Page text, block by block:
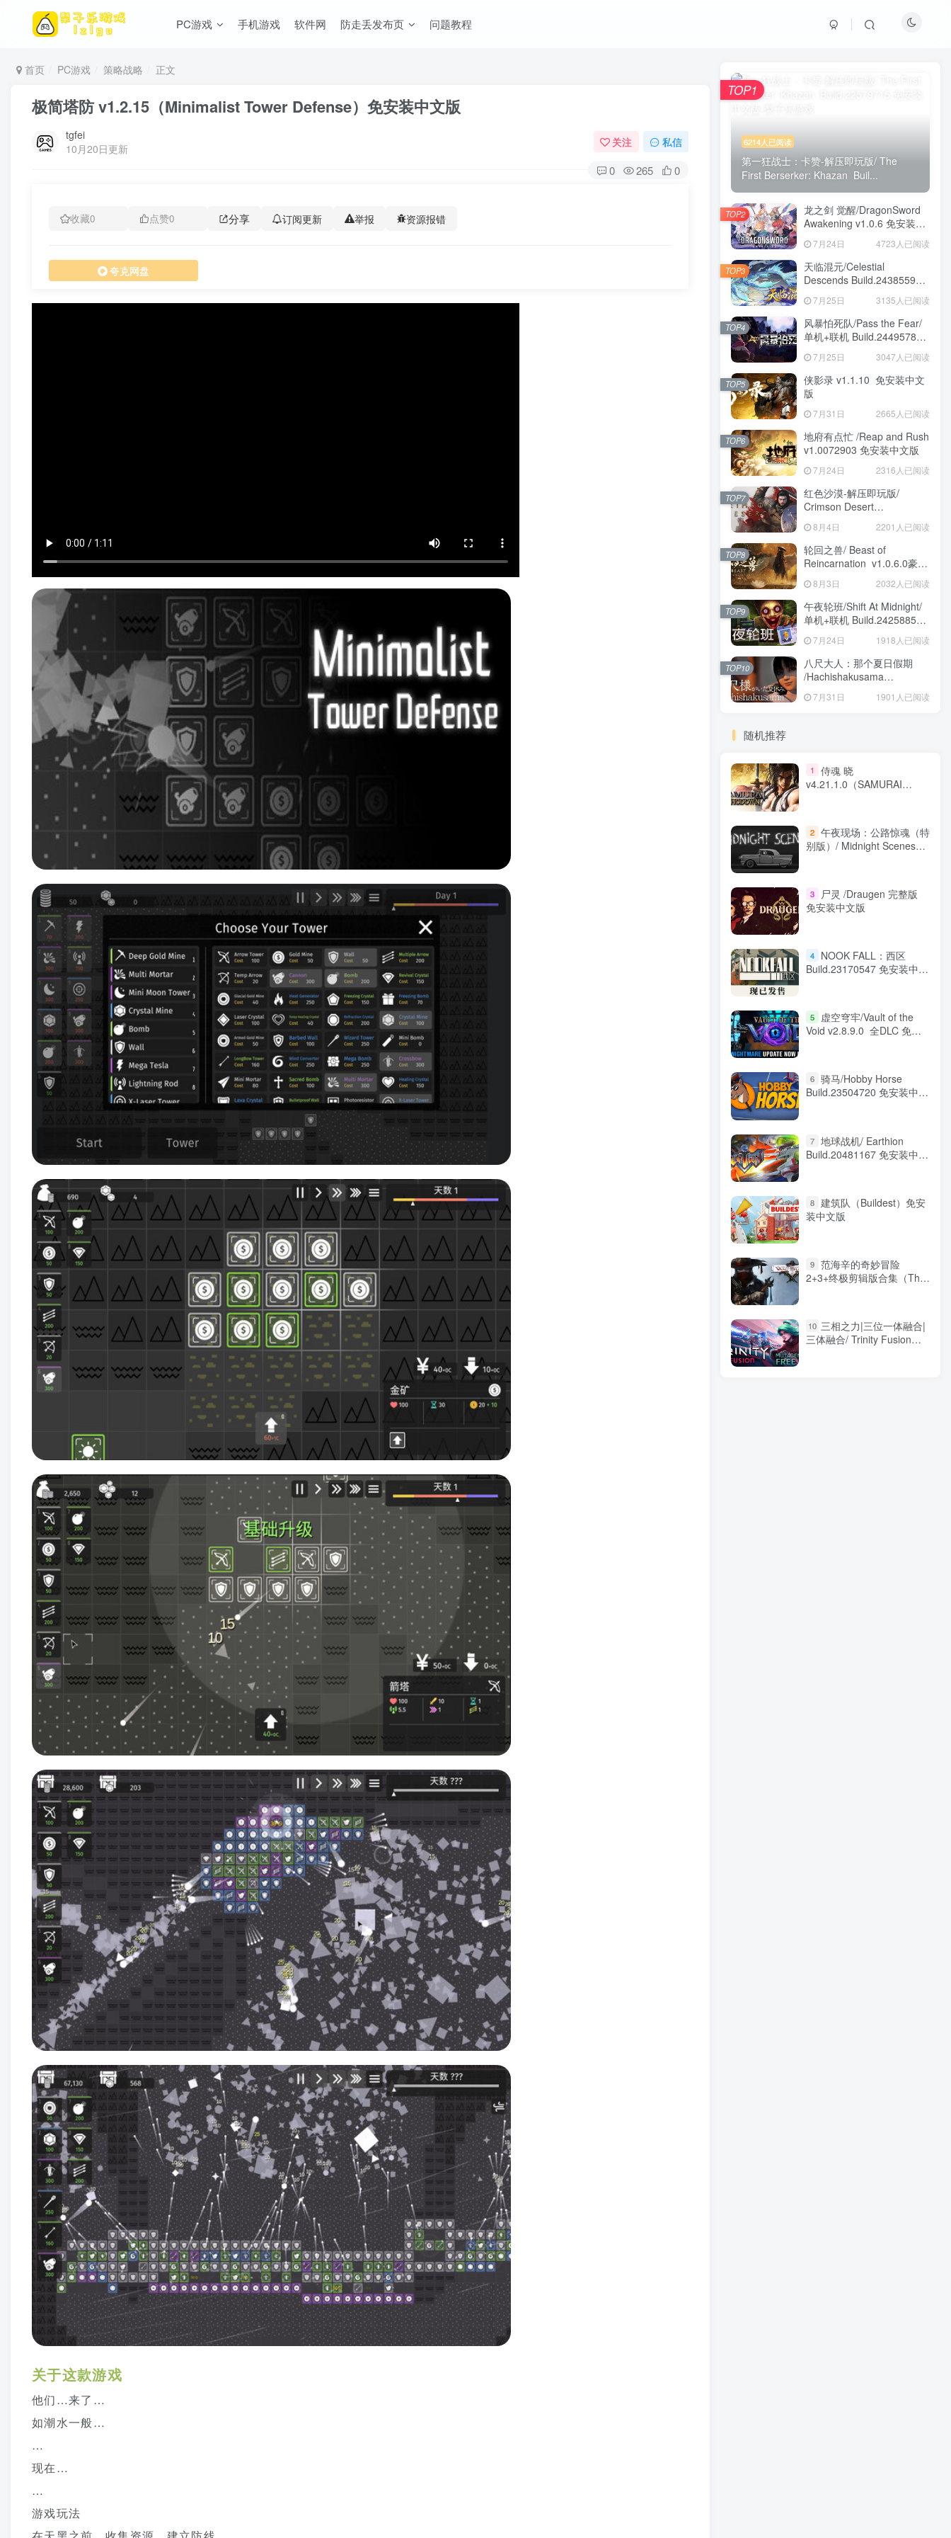
PC游戏 手机游戏 软件网 防走丢发布页 问题教程
首页 PC游戏 策略战略 正文
极简塔防 v1.2.15（Minimalist Tower Defense）免安装中文版
tgfei
10月20日更新
关注 私信
0 265 0
收藏0 点赞0 分享 订阅更新 举报 资源报错
夸克网盘
关于这款游戏
他们…来了…
如潮水一般…
…
现在…
…
游戏玩法
6214人已阅读
第一狂战士：卡赞-解压即玩版/ The
First Berserker: Khazan Buil...
TOP1
龙之剑 觉醒/DragonSword
Awakening v1.0.6 免安装中
7月24日 4723人已阅读
TOP2
天临混元/Celestial
Descends Build.24385591
7月25日 3135人已阅读
TOP3
风暴怕死队/Pass the Fear/
单机+联机 Build.24495782
7月25日 3047人已阅读
TOP4
侠影录 v1.1.10 免安装中文
版
7月31日 2665人已阅读
TOP5
地府有点忙 /Reap and Rush
v1.0072903 免安装中文版
7月24日 2316人已阅读
TOP6
红色沙漠-解压即玩版/
Crimson Desert
HYPERVISOR v1.14.00 免
安装中文版
8月4日 2201人已阅读
TOP7
轮回之兽/ Beast of
Reincarnation v1.0.6.0豪华
8月3日 2032人已阅读
TOP8
午夜轮班/Shift At Midnight/
单机+联机 Build.24258857
免安装中文版
7月24日 1918人已阅读
TOP9
八尺大人：那个夏日假期
/Hachishakusama
Build.24462853 免安装中文
版7月31日 1901人已阅读
TOP10
随机推荐
1
侍魂 晓
v4.21.1.0（SAMURAI
2 午夜现场：公路惊魂（特
别版）/ Midnight Scenes
3
尸灵 /Draugen 完整版
免安装中文版
4
NOOK FALL：西区
Build.23170547 免安装中文
5
虚空穹牢/Vault of the
Void v2.8.9.0 全DLC 免安
6 骑马/Hobby Horse
Build.23504720 免安装中文
7 地球战机/ Earthion
Build.20481167 免安装中文
8 建筑队（Buildest）免安
装中文版
9 范海辛的奇妙冒险
2+3+终极剪辑版合集（The
10 三相之力|三位一体融合|
三体融合/ Trinity Fusion